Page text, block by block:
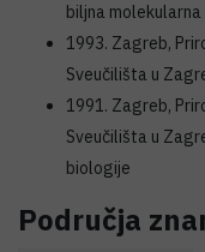
biljna molekularna
1993. Zagreb,
Sveučilišta u
1991. Zagreb,
Sveučilišta u
biologije
Područja